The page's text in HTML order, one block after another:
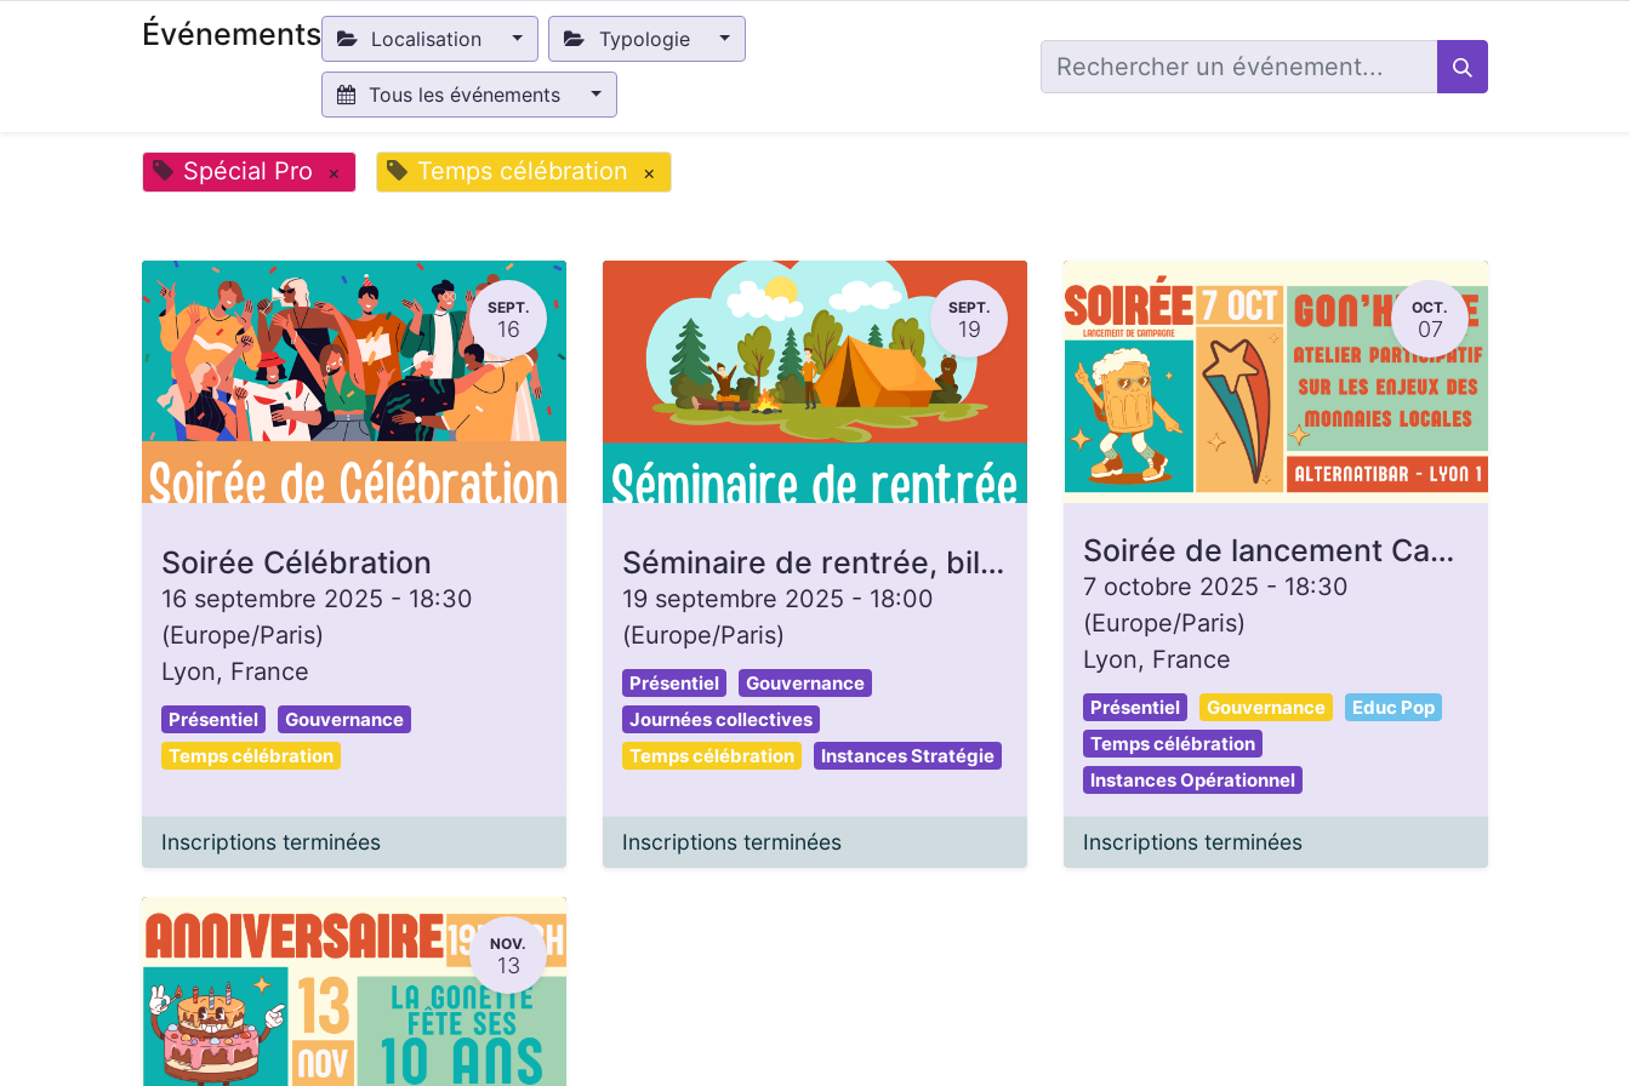
Événements Localisation Typologie
Tous les événements
Spécial Pro × Temps célébration ×
SEPT.
16
Soirée Célébration
16 septembre 2025 - 18:30
(Europe/Paris)
Lyon, France
Présentiel
Gouvernance
Temps célébration
Inscriptions terminées
SEPT.
19
Séminaire de rentrée, bilan 2025 et prépa 2026
19 septembre 2025 - 18:00
(Europe/Paris)
Présentiel
Gouvernance
Journées collectives
Temps célébration
Instances Stratégie
Inscriptions terminées
OCT.
07
Soirée de lancement Campagne de dons - Gon'Heure
7 octobre 2025 - 18:30
(Europe/Paris)
Lyon, France
Présentiel Gouvernance
Educ Pop
Temps célébration
Instances Opérationnel
Inscriptions terminées
NOV.
13